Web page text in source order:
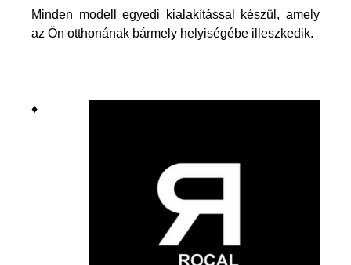
Minden modell egyedi kialakítással készül, amely
az Ön otthonának bármely helyiségébe illeszkedik.
♦